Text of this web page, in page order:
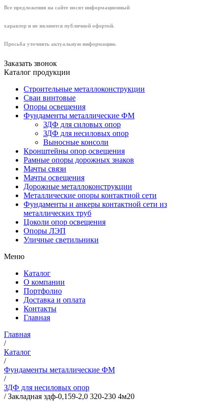
Все предложения на сайте носят информационный
характер и не являются публичной офертой.
Просьба уточнять актуальную информацию.
Заказать звонок
Каталог продукции
Строительные металлоконструкции
Сваи винтовые
Опоры освещения
Фундаменты металлические ФМ
ЗДФ для силовых опор
ЗДФ для несиловых опор
Выносные консоли
Кронштейны опор освещения
Рамные опоры дорожных знаков
Мачты связи
Мачты освещения
Дорожные металлоконструкции
Металлические опоры контактной сети
Фундаменты и анкеры контактной сети из
металлических труб
Цоколи опор освещения
Опоры ЛЭП
Уличные светильники
Меню
Каталог
О компании
Портфолио
Доставка и оплата
Контакты
Главная
Главная
/
Каталог
/
Фундаменты металлические ФМ
/
ЗДФ для несиловых опор
/Закладная здф-0,159-2,0 320-230 4м20